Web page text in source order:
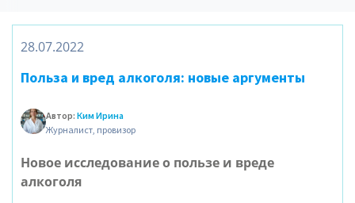
28.07.2022
Польза и вред алкоголя: новые аргументы
Автор: Ким Ирина
Журналист, провизор
Новое исследование о пользе и вреде
алкоголя